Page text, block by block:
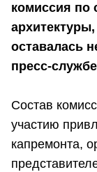
комиссия по
оставалась
пресс-
Состав
участию
капремонта,